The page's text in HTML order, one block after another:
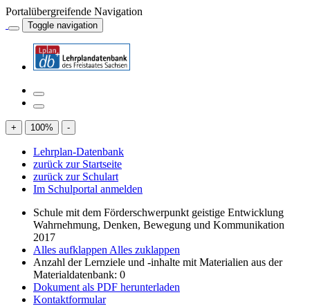
Portalübergreifende Navigation
Toggle navigation
+ 100% -
Lehrplan-Datenbank
zurück zur Startseite
zurück zur Schulart
Im Schulportal anmelden
Schule mit dem Förderschwerpunkt geistige Entwicklung
Wahrnehmung, Denken, Bewegung und Kommunikation
2017
Alles aufklappen Alles zuklappen
Anzahl der Lernziele und -inhalte mit Materialien aus der
Materialdatenbank: 0
Dokument als PDF herunterladen
Kontaktformular